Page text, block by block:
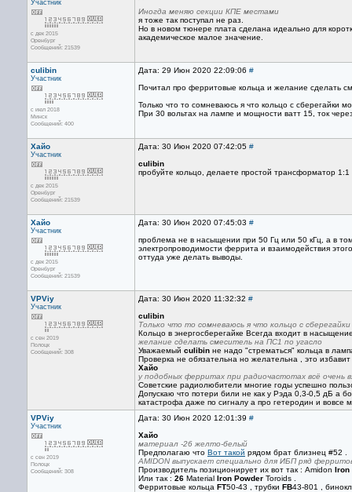
Участник
с дек 2015
Оренбург
Сообщений: 21539
Иногда меняю секции КПЕ местами
я тоже так поступал не раз.
Но в новом тюнере плата сделана идеально для
академическое малое значение.
culibin
Участник
с июл 2018
Минск
Сообщений: 400
Дата: 29 Июн 2020 22:09:06 #
Почитал про ферритовые кольца и желание сделать
Только что то сомневаюсь я что кольцо с
При 30 вольтах на лампе и мощности ватт 15, ток
Хайо
Участник
с дек 2015
Оренбург
Сообщений: 21539
Дата: 30 Июн 2020 07:42:05 #
culibin
пробуйте кольцо, делаете простой трансформатор
Хайо
Участник
с дек 2015
Оренбург
Сообщений: 21539
Дата: 30 Июн 2020 07:45:03 #
проблема не в насыщении при 50 Гц или 50 кГц, а в
электропроводимости феррита и взаимодействия
оттуда уже делать выводы.
VPViy
Участник
с сен 2019
Полоцк
Сообщений: 308
Дата: 30 Июн 2020 11:32:32 #
culibin
Только что то сомневаюсь я что кольцо с
Кольцо в энергосберегайке Всегда входит в
желание сделать смеситель на ПС1 по угасло
Уважаемый culibin не надо "стрематься" кольца в
Проверка не обязательна но желательна , это
Хайо
у подобных ферритах при радиочастотах всё
Советские радиолюбители многие годы успешно
Допускаю что потери били не как у Рэда 0,3-0,5 дБ а
катастрофа даже по сигналу а про гетеродин и вовсе
VPViy
Участник
с сен 2019
Полоцк
Сообщений: 308
Дата: 30 Июн 2020 12:01:39 #
Хайо
материал -26 желто-белый
Предполагаю что Вот такой рядом брат близнец #52 .
AMIDON выпускает специально для ИБП ряд
Производитель позиционирует их вот так : Amidon Iron
Или так : 26 Material Iron Powder Toroids .
Ферритовые кольца FT50-43 , трубки FB43-801 ,